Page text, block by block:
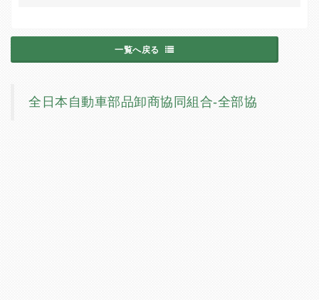
一覧へ戻る
全日本自動車部品卸商協同組合-全部協